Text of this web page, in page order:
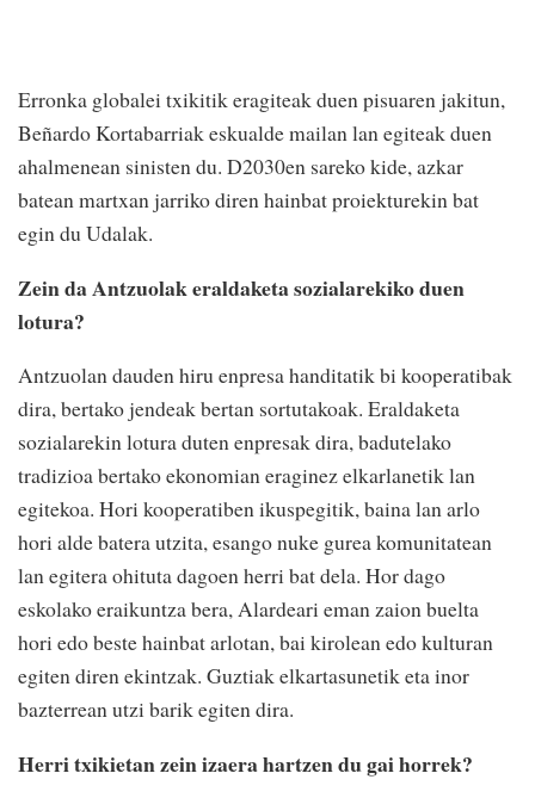
Erronka globalei txikitikeragiteak duen pisuarenjakitun,
Beñardo Kortabarriakeskualde mailan lan egiteakduen
ahalmenean sinisten du. D2030en sareko kide, azkar
batean martxan jarriko direnhainbat proiekturekin bat
egindu Udalak.
Zein da Antzuolak eraldaketasozialarekiko duen
lotura?
Antzuolan dauden hiruenpresa handitatik bikooperatibak
dira, bertakojendeak bertan sortutakoak. Eraldaketa
sozialarekin loturaduten enpresak dira,badutelako
tradizioa bertakoekonomian eraginezelkarlanetik lan
egitekoa. Horikooperatiben ikuspegitik,baina lan arlo
hori alde baterautzita, esango nuke gureakomunitatean
lan egiteraohituta dagoen herri bat dela. Hor dago
eskolako eraikuntzabera, Alardeari eman zaionbuelta
hori edo beste hainbatarlotan, bai kirolean edokulturan
egiten direnekintzak. Guztiakelkartasunetik eta inor
bazterrean utzi barik egitendira.
Herri txikietan zein izaera hartzendu gai horrek?